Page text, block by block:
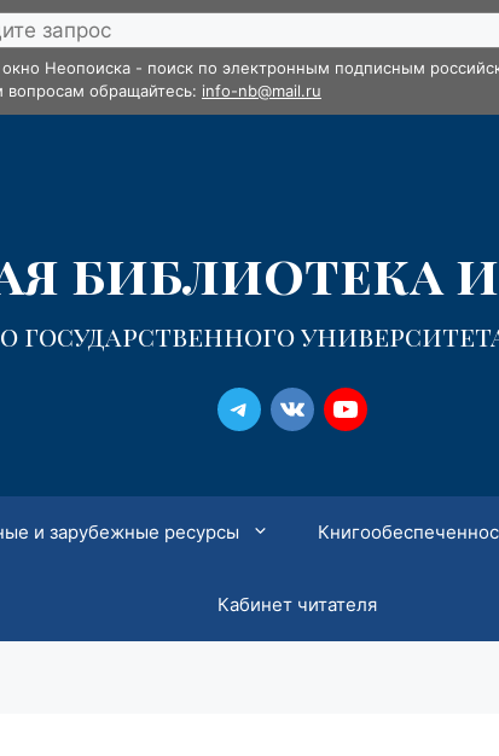
Неопоиска - поиск по электронным подписным
вопросам обращайтесь: info-nb@mail.ru
библиотека
государственного
и зарубежные ресурсы
Кабинет читателя